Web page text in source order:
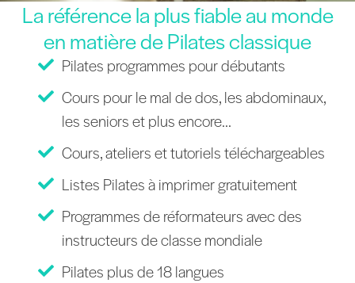
La référence la plus fiable au monde
en matière de Pilates classique
Pilates programmes pour débutants
Cours pour le mal de dos, les abdominaux,
les seniors et plus encore...
Cours, ateliers et tutoriels téléchargeables
Listes Pilates à imprimer gratuitement
Programmes de réformateurs avec des
instructeurs de classe mondiale
Pilates plus de 18 langues